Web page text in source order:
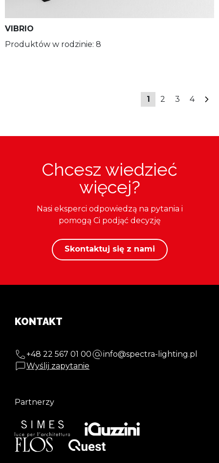
VIBRIO
Produktów w rodzinie: 8
1 2 3 4
Chcesz wiedzieć
więcej?
Nasi eksperci odpowiedzą na pytania i
pomogą Ci podjąć decyzję
Skontaktuj się z nami
KONTAKT
+48 22 567 01 00
info@spectra-lighting.pl
Wyślij zapytanie
Partnerzy